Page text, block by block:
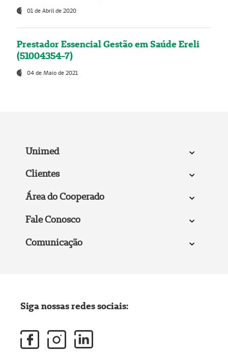
01 de Abril de 2020
Prestador Essencial Gestão em Saúde Ereli
(51004354-7)
04 de Maio de 2021
Unimed
Clientes
Área do Cooperado
Fale Conosco
Comunicação
Siga nossas redes sociais: